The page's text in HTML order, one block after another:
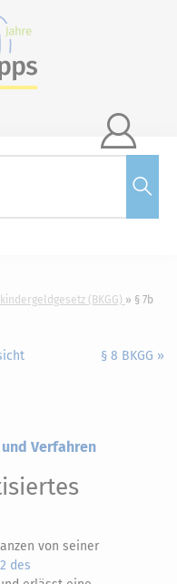

(BKGG)
§ 7b
§ 8 BKGG »
Verfahren
von seiner
des